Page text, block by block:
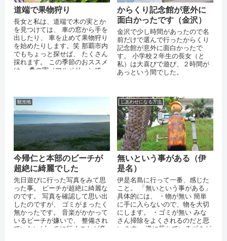
道端で果物狩り
長女と私は、道端で木の実とか
を見つけては、 車の窓から手を
出したり、 車を止めて果物狩り
を始めたりします。笑 那覇市内
でもちょっと探せば、 たくさん
採れます。 この季節のおススメ
は、 桑の実（マルベリー）で
からくり記念館が意外に
面白かったです（金沢）
金沢で少し時間があったので名
前だけで選んで行ったからくり
記念館が意外に面白かったで
す。 小学校２年生の長女（と
私）は大喜びで遊び、２時間が
あっという間でした。
観光地
今帰仁と本部のビーチが
超絶に綺麗でした
先日遊びに行った写真をみて思
った事。 ビーチが超絶に綺麗な
のです。 写真を確認して思い出
したのですが、 ゴミがまったく
無かったです。 音楽がかかって
いるビーチが嫌いで、 整備され
ていないビーチに行くことが多
しあわせになる方法
無いという事がある（伊
是名）
伊是名島に行って一番、感じた
こと。 「無いという事がある」
具体的には、 ・物が無い 簡単
に手に入らないので、物を大切
にします。 ・ゴミが無い みな
さん掃除をよくされるのだと思
います。 道に落ちているゴミが